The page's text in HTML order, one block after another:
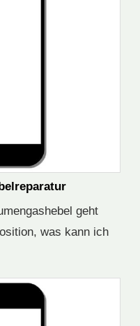
geht
was kann ich